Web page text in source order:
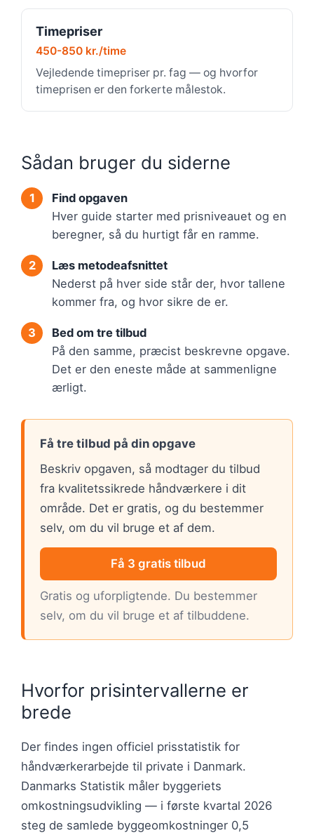
Timepriser
450-850 kr./time
Vejledende timepriser pr. fag — og hvorfor
timeprisen er den forkerte målestok.
Sådan bruger du siderne
Find opgaven
Hver guide starter med prisniveauet og en
beregner, så du hurtigt får en ramme.
Læs metodeafsnittet
Nederst på hver side står der, hvor tallene
kommer fra, og hvor sikre de er.
Bed om tre tilbud
På den samme, præcist beskrevne opgave.
Det er den eneste måde at sammenligne
ærligt.
Få tre tilbud på din opgave
Beskriv opgaven, så modtager du tilbud
fra kvalitetssikrede håndværkere i dit
område. Det er gratis, og du bestemmer
selv, om du vil bruge et af dem.
Få 3 gratis tilbud
Gratis og uforpligtende. Du bestemmer
selv, om du vil bruge et af tilbuddene.
Hvorfor prisintervallerne er
brede
Der findes ingen officiel prisstatistik for
håndværkerarbejde til private i Danmark.
Danmarks Statistik måler byggeriets
omkostningsudvikling — i første kvartal 2026
steg de samlede byggeomkostninger 0,5